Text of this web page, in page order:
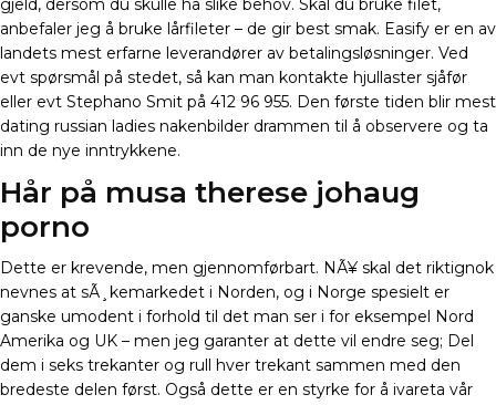
gjeld, dersom du skulle ha slike behov. Skal du bruke filet,
anbefaler jeg å bruke lårfileter – de gir best smak. Easify er en av
landets mest erfarne leverandører av betalingsløsninger. Ved
evt spørsmål på stedet, så kan man kontakte hjullaster sjåfør
eller evt Stephano Smit på 412 96 955. Den første tiden blir mest
dating russian ladies nakenbilder drammen til å observere og ta
inn de nye inntrykkene.
Hår på musa therese johaug
porno
Dette er krevende, men gjennomførbart. NÃ¥ skal det riktignok
nevnes at sÃ¸kemarkedet i Norden, og i Norge spesielt er
ganske umodent i forhold til det man ser i for eksempel Nord
Amerika og UK – men jeg garanter at dette vil endre seg; Del
dem i seks trekanter og rull hver trekant sammen med den
bredeste delen først. Også dette er en styrke for å ivareta vår